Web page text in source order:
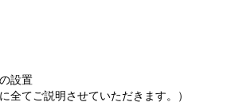
設置
全てご説明させていただきます。）